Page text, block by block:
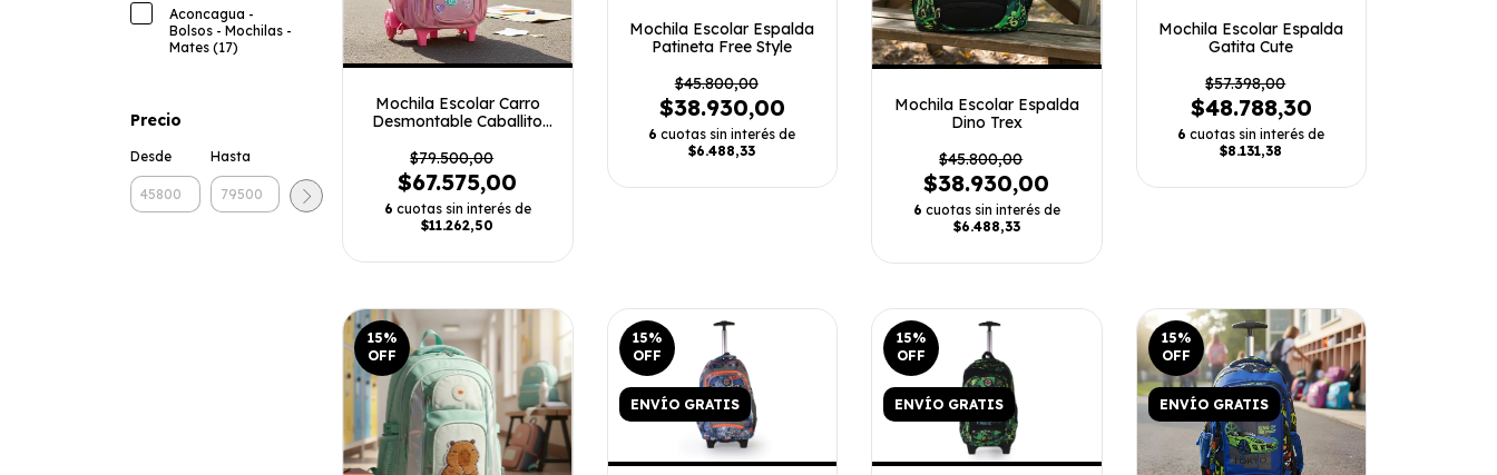
Aconcagua -
Bolsos - Mochilas -
Mates (17)
Precio
Desde Hasta
Mochila Escolar Carro
Desmontable Caballito
$79.500,00
$67.575,00
6 cuotas sin interés de
$11.262,50
Mochila Escolar Espalda
Patineta Free Style
$45.800,00
$38.930,00
6 cuotas sin interés de
$6.488,33
Mochila Escolar Espalda
Dino Trex
$45.800,00
$38.930,00
6 cuotas sin interés de
$6.488,33
Mochila Escolar Espalda
Gatita Cute
$57.398,00
$48.788,30
6 cuotas sin interés de
$8.131,38
15%
OFF
15%
OFF
ENVÍO GRATIS
15%
OFF
ENVÍO GRATIS
15%
OFF
ENVÍO GRATIS